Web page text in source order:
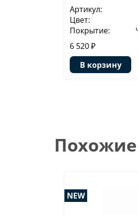
Артикул:
Цвет:
Покрытие:
6 520 ₽
В корзину
NEW